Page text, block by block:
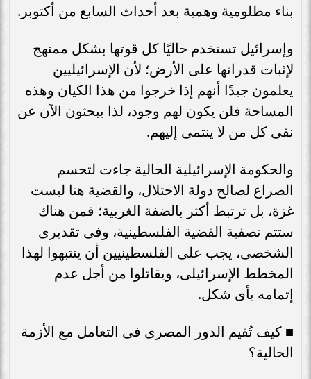
بناء مظلومية وهمية بعد أحداث السابع من أكتوبر.
وإسرائيل تستخدم حاليًا كل قوتها بشكل ممنهج
لإثبات قدراتها على الأرض؛ لأن الإسرائيليين
يعلمون جيدًا أنهم إذا خرجوا من هذا الكيان وهذه
المساحة فلن يكون لهم وجود، لذا يبحثون الآن عن
نفى كل من لا ينتمى إليهم.
والحكومة الإسرائيلية الحالية جاءت لتحسم
الصراع لصالح دولة الاحتلال، والقضية هنا ليست
غزة، بل ترتبط أكثر بالضفة الغربية؛ فمن هناك
ستتم تصفية القضية الفلسطينية، وفى تقديرى
الشخصى، يجب على الفلسطينيين أن ينتبهوا لهذا
المخطط الإسرائيلى، ويقاتلوا من أجل عدم
إتمامه بأى شكل.
■ كيف تُقيم الدور المصرى فى التعامل مع الأزمة
الحالية؟